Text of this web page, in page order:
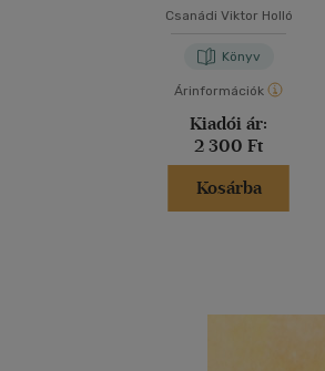
Csanádi Viktor Holló
Könyv
Árinformációk
Kiadói ár:
2 300 Ft
Kosárba